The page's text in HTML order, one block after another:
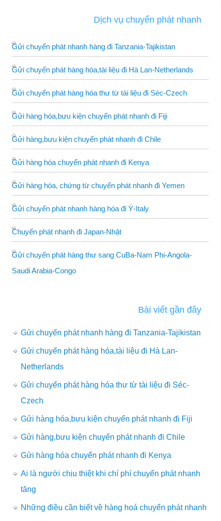
Dịch vụ chuyển phát nhanh
Gửi chuyển phát nhanh hàng đi Tanzania-Tajikistan
Gửi chuyển phát hàng hóa,tài liệu đi Hà Lan-Netherlands
Gửi chuyển phát hàng hóa thư từ tài liệu đi Séc-Czech
Gửi hàng hóa,bưu kiện chuyển phát nhanh đi Fiji
Gửi hàng,bưu kiện chuyển phát nhanh đi Chile
Gửi hàng hóa chuyển phát nhanh đi Kenya
Gửi hàng hóa, chứng từ chuyển phát nhanh đi Yemen
Gửi chuyển phát nhanh hàng hóa đi Ý-Italy
Chuyển phát nhanh đi Japan-Nhật
Gửi chuyển phát hàng thư sang CuBa-Nam Phi-Angola-
Saudi Arabia-Congo
Bài viết gần đây
Gửi chuyển phát nhanh hàng đi Tanzania-Tajikistan
Gửi chuyển phát hàng hóa,tài liệu đi Hà Lan-
Netherlands
Gửi chuyển phát hàng hóa thư từ tài liệu đi Séc-
Czech
Gửi hàng hóa,bưu kiện chuyển phát nhanh đi Fiji
Gửi hàng,bưu kiện chuyển phát nhanh đi Chile
Gửi hàng hóa chuyển phát nhanh đi Kenya
Ai là người chịu thiệt khi chí phí chuyển phát nhanh
tăng
Những điều cần biết về hàng hoá chuyển phát nhanh